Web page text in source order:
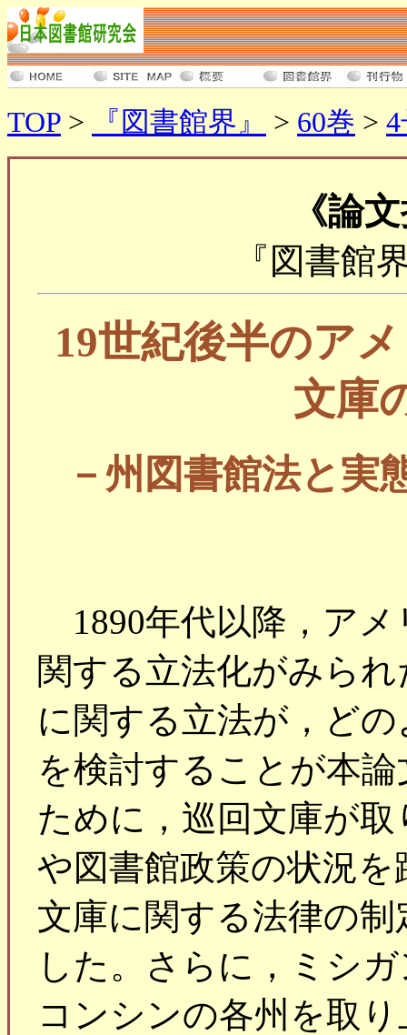
TOP > 『図書館界』 > 60巻 >
《論
『図書館
19世紀後半のア
文庫
－州図書館法と実
1890年代以降，アメ
関する立法化がみら
に関する立法が，ど
を検討することが本
ために，巡回文庫が
や図書館政策の状況
文庫に関する法律の
した。さらに，ミシ
コンシンの各州を取